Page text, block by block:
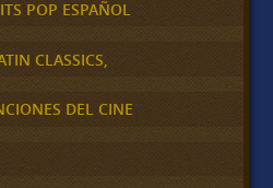
POP ESPAÑOL
CLASSICS,
DEL CINE